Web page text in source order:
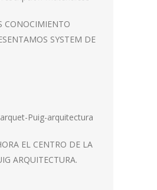
CONOCIMIENTO
SYSTEM DE
EL CENTRO DE LA
ARQUITECTURA.